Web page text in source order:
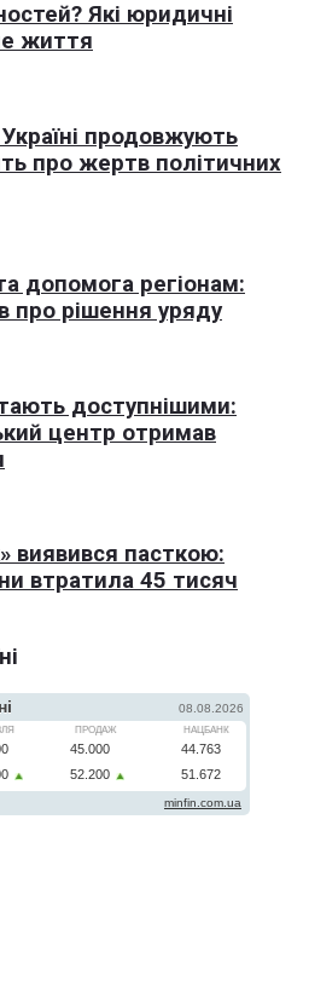
Які юридичні
життя
продовжують
про жертв політичних
допомога регіонам:
про рішення уряду
доступнішими:
центр отримав
виявився пасткою:
втратила 45 тисяч